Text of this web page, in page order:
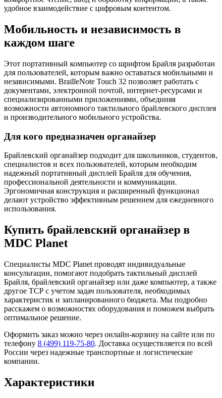
удобное взаимодействие с цифровым контентом.
Мобильность и независимость в
каждом шаге
Этот портативный компьютер со шрифтом Брайля разработан
для пользователей, которым важно оставаться мобильными и
независимыми. BrailleNote Touch 32 позволяет работать с
документами, электронной почтой, интернет-ресурсами и
специализированными приложениями, объединяя
возможности автономного тактильного брайлевского дисплея
и производительного мобильного устройства.
Для кого предназначен органайзер
Брайлевский органайзер подходит для школьников, студентов,
специалистов и всех пользователей, которым необходим
надежный портативный дисплей Брайля для обучения,
профессиональной деятельности и коммуникации.
Эргономичная конструкция и расширенный функционал
делают устройство эффективным решением для ежедневного
использования.
Купить брайлевский органайзер в
MDC Planet
Специалисты MDC Planet проводят индивидуальные
консультации, помогают подобрать тактильный дисплей
Брайля, брайлевский органайзер или даже компьютер, а также
другое ТСР с учетом задач пользователя, необходимых
характеристик и запланированного бюджета. Мы подробно
расскажем о возможностях оборудования и поможем выбрать
оптимальное решение.
Оформить заказ можно через онлайн-корзину на сайте или по
телефону 8 (499) 119-75-80. Доставка осуществляется по всей
России через надежные транспортные и логистические
компании.
Характеристики